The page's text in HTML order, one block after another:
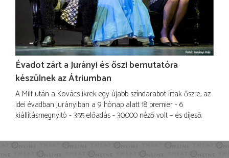
Évadot zárt a Jurányi és őszi bemutatóra
készülnek az Átriumban
A Milf után a Kovács ikrek egy újabb színdarabot írtak őszre, az
idei évadban Jurányiban a 9 hónap alatt 18 premier - 6
kiállításmegnyitó - 355 előadás - 30.000 néző volt – és díjeső.